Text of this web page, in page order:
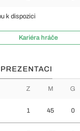
k dispozici
Kariéra hráče
Z M G
1 45 0